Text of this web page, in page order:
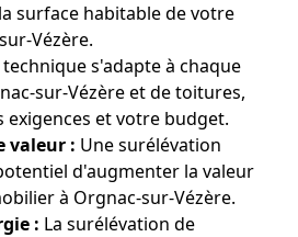
surface habitable de votre
Vézère.
technique s'adapte à chaque
sur-Vézère et de toitures,
exigences et votre budget.
valeur : Une surélévation
d'augmenter la valeur
à Orgnac-sur-Vézère.
: La surélévation de